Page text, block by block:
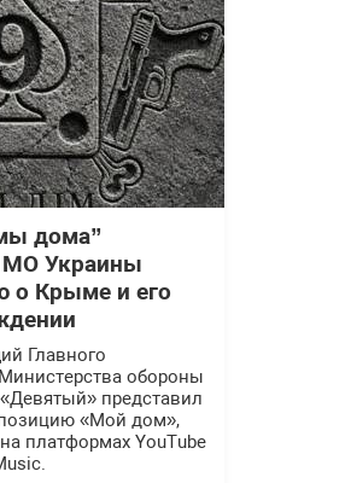
дома”
МО Украины
о Крыме и его
Главного
обороны
представил
«Мой дом»,
платформах YouTube